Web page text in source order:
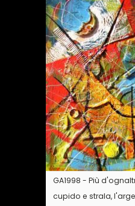
GA1998 - Più
cupido e strala,